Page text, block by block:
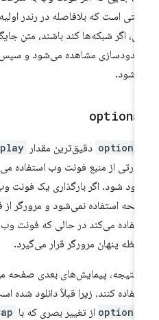
است که بلافاصله در رندر اولیه
اگر شبکه‌ها کند باشند، متن
مشاهده می‌شود و سپس با
دقیق‌ترین مقدار
شود. اگر بارگذاری یک فونت وب
استفاده نمی‌شود و مرورگر از
می‌کند در حالی که فونت وب در
پنهان مرورگر قرار می‌گیرد.
نتیجه، پیمایش‌های بعدی صفحه
کنند، زیرا قبلاً دانلود شده است.
از تغییر بصری که با swap